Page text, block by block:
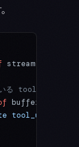
stream) {
る tool_use は未
buffers) {
tool_use